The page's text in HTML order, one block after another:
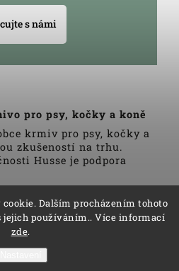
Dalším procházením tohoto
jejich používáním.. Více informací
zde.
s námi
pro psy, kočky a koně
krmiv pro psy, kočky a
zkušeností na trhu.
Husse je podpora
a doplňky Husse jsou
a pečlivě
produkty se vyrábí
receptur a
trvalé veterinární